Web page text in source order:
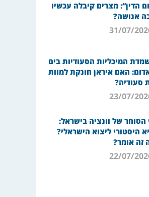
הדין”: מצרים קיבלה עכשיו
אנושה?
המיכליות הסעודיות בים
האם איראן חונקת למוות
סעודיה?
הסוחר של וונציה בישראל:
היסטורי ליצוא הישראלי?
זה אומר?